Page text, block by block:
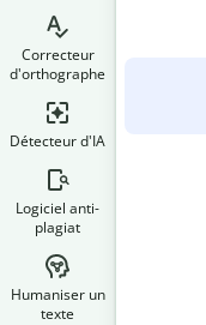
Correcteur
d'orthographe
Détecteur d'IA
Logiciel anti-
plagiat
Humaniser un
texte